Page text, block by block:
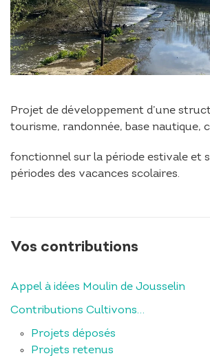
Projet de développement d’une
tourisme, randonnée, base nautique,
fonctionnel sur la période estivale et
périodes des vacances scolaires.
Vos contributions
Appel à idées Moulin de Jousselin
Contributions Cultivons…
Projets déposés
Projets retenus